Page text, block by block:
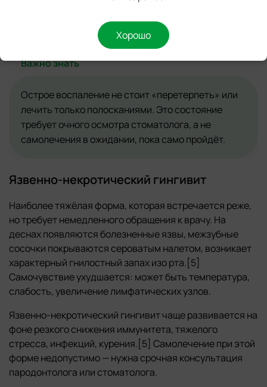
Хорошо
выраженный отек, болезненность при прикосновении,
интенсивная кровоточивость, иногда — общее
недомогание и подъём температуры.
Важно знать
Острое воспаление не стоит «перетерпеть» или
лечить только полосканиями. Это состояние
требует очного осмотра стоматолога, а не
самолечения в ожидании, пока само пройдёт.
Язвенно-некротический гингивит
Наиболее тяжёлая форма, которая встречается реже,
но требует немедленного обращения к врачу. На
деснах появляются болезненные язвы, межзубные
сосочки покрываются сероватым налетом, возникает
характерный гнилостный запах изо рта.[5]
Самочувствие ухудшается: может быть температура,
слабость, увеличение лимфатических узлов.
Язвенно-некротический гингивит чаще развивается на
фоне резкого снижения иммунитета, тяжелого
стресса, инфекций, курения.[5] Самолечение при этой
форме недопустимо — нужна срочная консультация
пародонтолога или стоматолога.